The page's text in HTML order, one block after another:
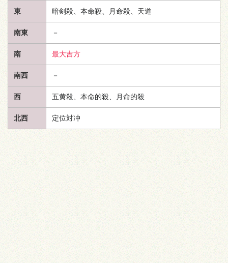
東 暗剣殺、本命殺、月命殺、 天道
南東 －
南 最大吉方
南西 －
西 五黄殺、本命的殺、月命的殺
北西 定位対冲